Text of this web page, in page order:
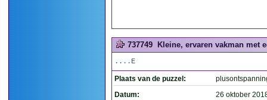
737749 Kleine, ervaren vakman met
....E
Plaats van de puzzel:
Datum:
26 oktober